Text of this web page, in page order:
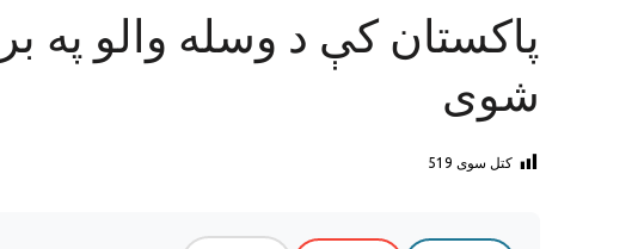
آگست 5, 2026
کندهار کې یوه ځوان د اضافي درسي کتابونو د راټولولو کمپاین پیل کړی
د داعش واقعیت
پاکستان کې د وسله والو په
شوی
کتل سوی 519